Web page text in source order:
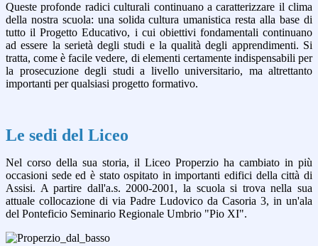
Queste profonde radici culturali continuano a caratterizzare il clima
della nostra scuola: una solida cultura umanistica resta alla base di
tutto il Progetto Educativo, i cui obiettivi fondamentali continuano
ad essere la serietà degli studi e la qualità degli apprendimenti. Si
tratta, come è facile vedere, di elementi certamente indispensabili per
la prosecuzione degli studi a livello universitario, ma altrettanto
importanti per qualsiasi progetto formativo.
Le sedi del Liceo
Nel corso della sua storia, il Liceo Properzio ha cambiato in più
occasioni sede ed è stato ospitato in importanti edifici della città di
Assisi. A partire dall'a.s. 2000-2001, la scuola si trova nella sua
attuale collocazione di via Padre Ludovico da Casoria 3, in un'ala
del Ponteficio Seminario Regionale Umbrio "Pio XI".